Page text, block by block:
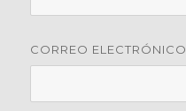
CORREO ELECTRÓNICO